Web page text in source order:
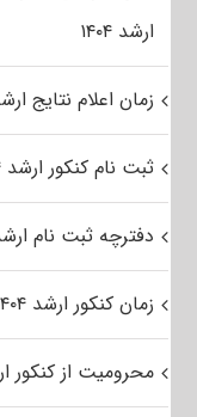
ارشد ۱۴۰۴
زمان اعلام نتایج
ثبت نام کنکور ارشد ۱۴۰۴
دفترچه ثبت نام ارشد
زمان کنکور ارشد ۱۴۰۴
محرومیت از کنکور